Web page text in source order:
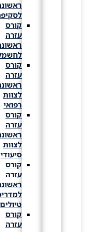
ראשונה
לסקיפרים
קורס
עזרה
ראשונה
לחשמלאים
קורס
עזרה
ראשונה
לצוות
רפואי
קורס
עזרה
ראשונה
לצוות
סיעודי
קורס
עזרה
ראשונה
למדריכי
טיולים
קורס
עזרה